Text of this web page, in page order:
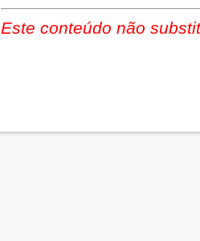
Este conteúdo não